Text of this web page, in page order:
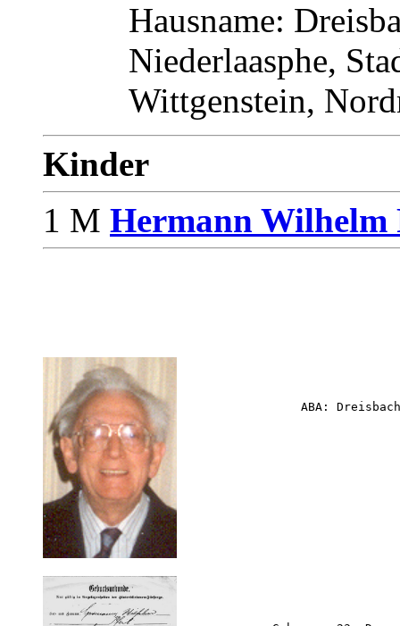
Hausname:
Niederlaasphe,
Wittgenstein,
Kinder
1 M Hermann Wilhelm